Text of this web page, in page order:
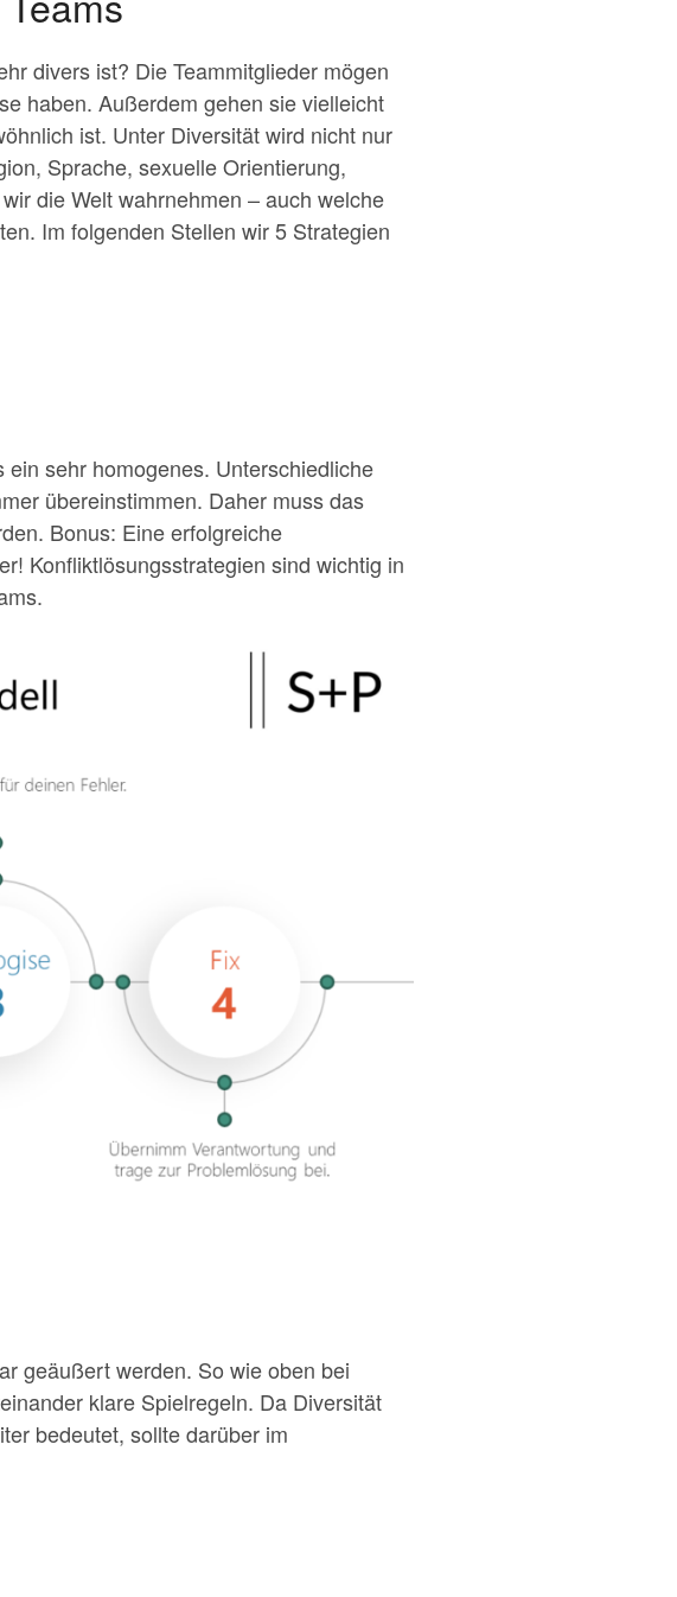
divers ist? Die Teammitglieder mögen
haben. Außerdem gehen sie vielleicht
ist. Unter Diversität wird nicht nur
Sprache, sexuelle Orientierung,
die Welt wahrnehmen – auch welche
Im folgenden Stellen wir 5 Strategien
sehr homogenes. Unterschiedliche
übereinstimmen. Daher muss das
Bonus: Eine erfolgreiche
Konfliktlösungsstrategien sind wichtig in
geäußert werden. So wie oben bei
klare Spielregeln. Da Diversität
bedeutet, sollte darüber im